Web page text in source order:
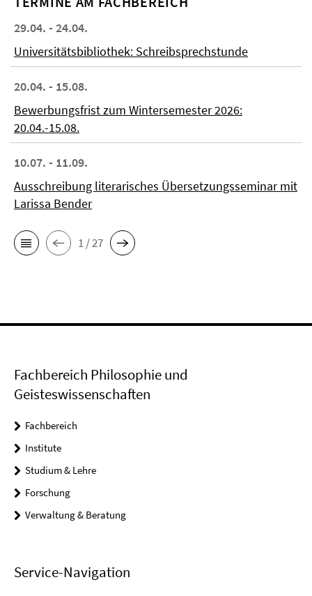
29.04. - 24.04.
Universitätsbibliothek: Schreibsprechstunde
20.04. - 15.08.
Bewerbungsfrist zum Wintersemester 2026:
20.04.-15.08.
10.07. - 11.09.
Ausschreibung literarisches Übersetzungsseminar mit
Larissa Bender
1 / 27
Fachbereich Philosophie und
Geisteswissenschaften
Fachbereich
Institute
Studium & Lehre
Forschung
Verwaltung & Beratung
Service-Navigation